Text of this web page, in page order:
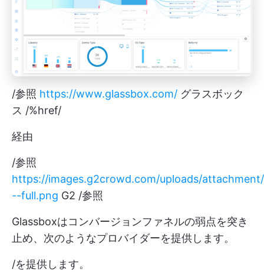
/参照 https://www.glassbox.com/ グラスボック
ス /%href/
経由
/参照
https://images.g2crowd.com/uploads/
--full.png G2 /参照
Glassboxはコンバージョンファネルの弱点を突き
止め、次のようなプロバイダーを提供します。
/を提供します。